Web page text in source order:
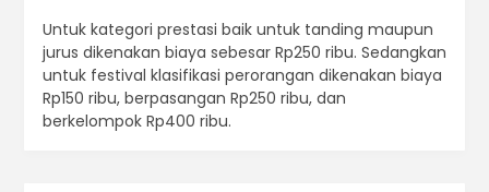
Untuk kategori prestasi baik untuk tanding maupun
jurus dikenakan biaya sebesar Rp250 ribu. Sedangkan
untuk festival klasifikasi perorangan dikenakan biaya
Rp150 ribu, berpasangan Rp250 ribu, dan
berkelompok Rp400 ribu.